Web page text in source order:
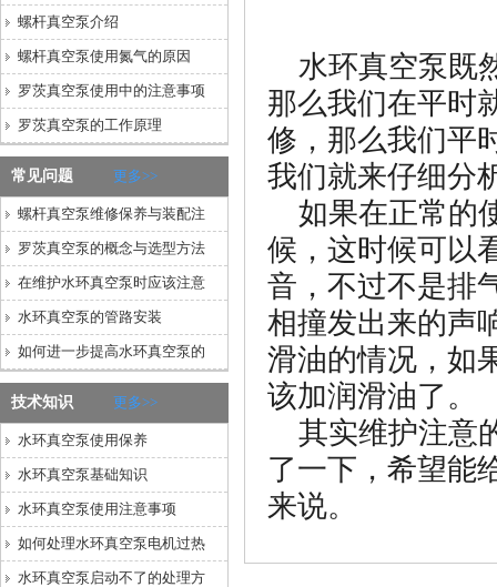
螺杆真空泵介绍
螺杆真空泵使用氮气的原因
罗茨真空泵使用中的注意事项
罗茨真空泵的工作原理
常见问题 更多>>
螺杆真空泵维修保养与装配注
罗茨真空泵的概念与选型方法
在维护水环真空泵时应该注意
水环真空泵的管路安装
如何进一步提高水环真空泵的
技术知识 更多>>
水环真空泵使用保养
水环真空泵基础知识
水环真空泵使用注意事项
如何处理水环真空泵电机过热
水环真空泵启动不了的处理方
水环真空泵既
那么我们在平时
修，那么我们平
我们就来仔细分
如果在正常的
候，这时候可以
音，不过不是排
相撞发出来的声
滑油的情况，如
该加润滑油了。
其实维护注意
了一下，希望能
来说。